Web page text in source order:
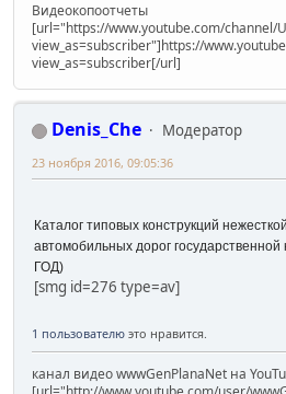
Видеокопоотчеты
[url="https://www.youtube.com/channel/
view_as=subscriber"]https://
view_as=subscriber[/url]
Denis_Che
Модератор
23 ноября 2016, 09:05:36
Каталог типовых конструкций
автомобильных дорог
ГОД)
[smg id=276 type=av]
1 пользователю это нравится.
канал видео wwwGenPlanaNet на